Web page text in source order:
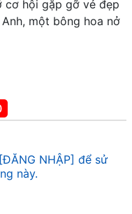
cơ hội gặp gỡ vẻ đẹp
một bông hoa nở
NHẬP] để sử
này.